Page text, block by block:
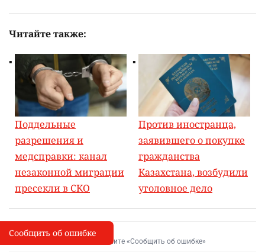
Читайте также:
Поддельные
разрешения и
медсправки: канал
незаконной миграции
пресекли в СКО
Против иностранца,
заявившего о покупке
гражданства
Казахстана, возбудили
уголовное дело
I
Сообщить об опечатке
Выделите фрагмент и нажмите «Сообщить об ошибке»
Сообщить об ошибке